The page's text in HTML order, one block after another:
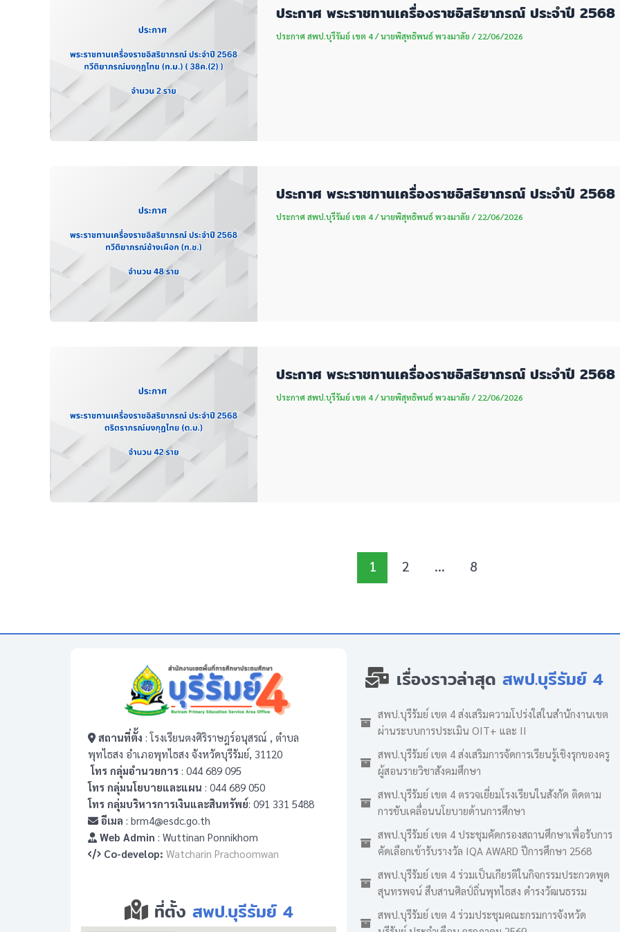
ประกาศ พระราชทานเครื่องราชอิสริยาภรณ์ ประจำปี
ประกาศ สพป.บุรีรัมย์ เขต 4/นายพิสุทธิพนธ์ พวงมาลัย /22/06/2026
ประกาศ พระราชทานเครื่องราชอิสริยาภรณ์ ประจำปี 2568
ประกาศ สพป.บุรีรัมย์ เขต 4/นายพิสุทธิพนธ์ พวงมาลัย /22/06/2026
ประกาศ พระราชทานเครื่องราชอิสริยาภรณ์ ประจำปี
ประกาศ สพป.บุรีรัมย์ เขต 4/นายพิสุทธิพนธ์ พวงมาลัย /22/06/2026
1 2 … 8
สถานที่ตั้ง : โรงเรียนตงศิริราษฎร์อนุสรณ์ , ตำบล
พุทไธสง อำเภอพุทไธสง จังหวัดบุรีรัมย์, 31120
โทร กลุ่มอำนวยการ : 044 689 095
โทร กลุ่มนโยบายและแผน : 044 689 050
โทร กลุ่มบริหารการเงินและสินทรัพย์: 091 331 5488
อีเมล : brm4@esdc.go.th
Web Admin : Wuttinan Ponnikhom
Co-develop: Watcharin Prachoomwan
ที่ตั้ง สพป.บุรีรัมย์ 4
เรื่องราวล่าสุด สพป.บุรีรัมย์ 4
สพป.บุรีรัมย์ เขต 4 ส่งเสริมความโปร่งใสในสำนักงานเขต
ผ่านระบบการประเมิน OIT+ และ II
สพป.บุรีรัมย์ เขต 4 ส่งเสริมการจัดการเรียนรู้เชิงรุกของครู
ผู้สอนรายวิชาสังคมศึกษา
สพป.บุรีรัมย์ เขต 4 ตรวจเยี่ยมโรงเรียนในสังกัด ติดตาม
การขับเคลื่อนนโยบายด้านการศึกษา
สพป.บุรีรัมย์ เขต 4 ประชุมคัดกรองสถานศึกษาเพื่อรับการ
คัดเลือกเข้ารับรางวัล IQA AWARD ปีการศึกษา 2568
สพป.บุรีรัมย์ เขต 4 ร่วมเป็นเกียรติในกิจกรรมประกวดพูด
สุนทรพจน์ สืบสานศิลป์ถิ่นพุทไธสง ดำรงวัฒนธรรม
สพป.บุรีรัมย์ เขต 4 ร่วมประชุมคณะกรมการจังหวัด